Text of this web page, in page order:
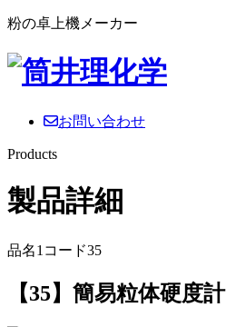
粉の卓上機メーカー
お問い合わせ
Products
製品詳細
品名1コード35
【35】簡易粒体硬度計